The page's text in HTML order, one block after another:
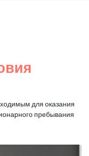
для оказания
пребывания